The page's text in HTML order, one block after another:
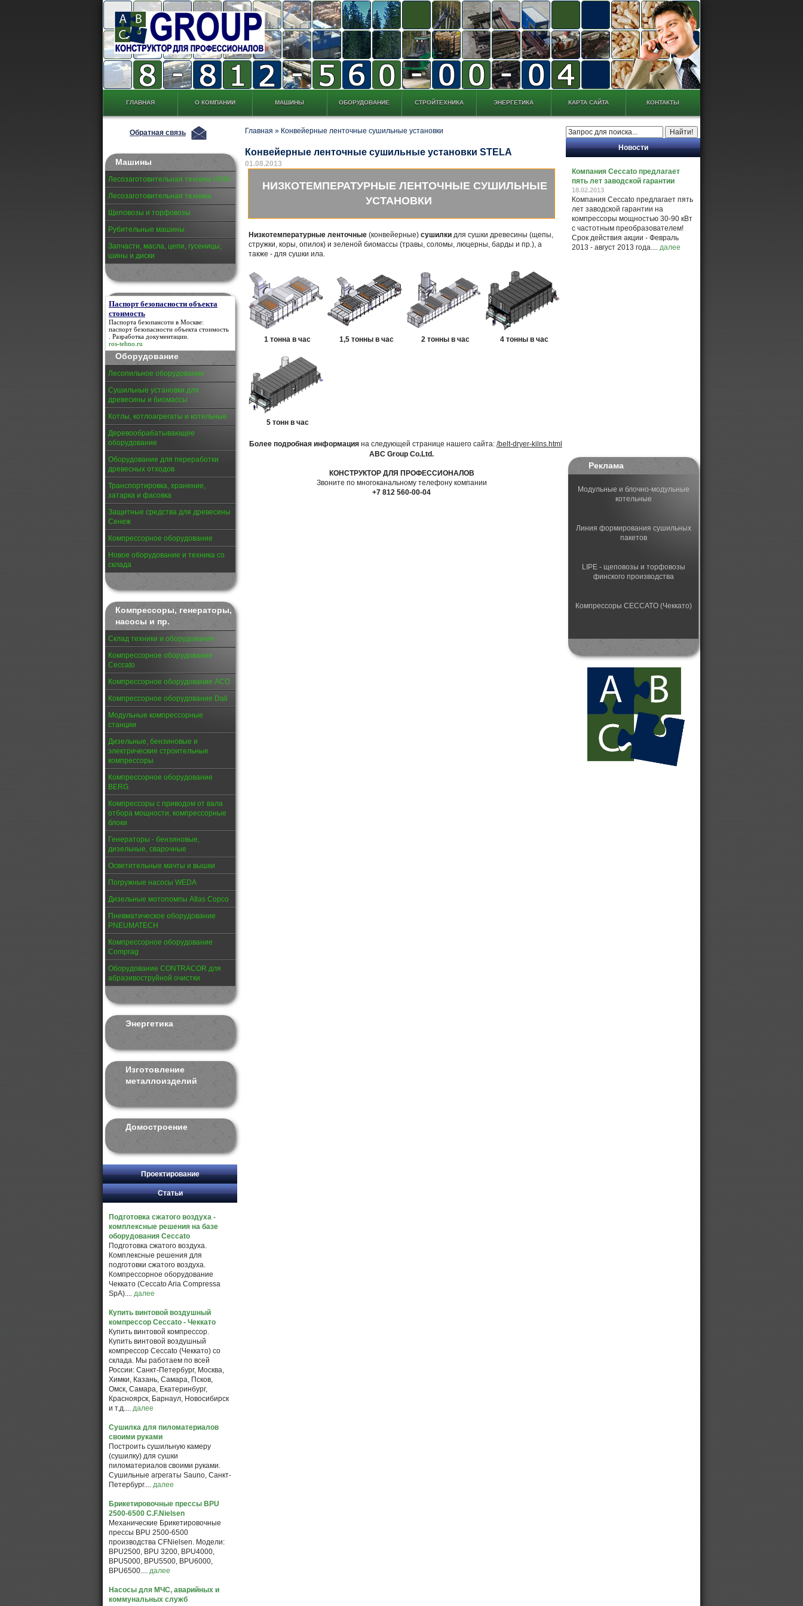
ГЛАВНАЯ О КОМПАНИИ МАШИНЫ ОБОРУДОВАНИЕ СТРОЙТЕХНИКА ЭНЕРГЕТИКА КАРТА САЙТА КОНТАКТЫ
Обратная связь
Машины
Лесозаготовительная техника HSM
Лесозаготовительная техника
Щеповозы и торфовозы
Рубительные машины
Запчасти, масла, цепи, гусеницы,
шины и диски
Паспорт безопасности объекта
стоимость
Паспорта безопансоти в Москве:
паспорт безопасности объекта стоимость
. Разработка документации.
ros-tehno.ru
Оборудование
Лесопильное оборудование
Сушильные установки для
древесины и биомассы
Котлы, котлоагрегаты и котельные
Деревообрабатывающее
оборудование
Оборудование для переработки
древесных отходов
Транспортировка, хранение,
затарка и фасовка
Защитные средства для древесины
Сенеж
Компрессорное оборудование
Новое оборудование и техника со
склада
Компрессоры, генераторы,
насосы и пр.
Склад техники и оборудования
Компрессорное оборудование
Ceccato
Компрессорное оборудование АСО
Компрессорное оборудование Dali
Модульные компрессорные
станции
Дизельные, бензиновые и
электрические строительные
компрессоры
Компрессорное оборудование
BERG
Компрессоры с приводом от вала
отбора мощности, компрессорные
блоки
Генераторы - бензиновые,
дизельные, сварочные
Осветительные мачты и вышки
Погружные насосы WEDA
Дизельные мотопомпы Atlas Copco
Пневматическое оборудование
PNEUMATECH
Компрессорное оборудование
Comprag
Оборудование CONTRACOR для
абразивоструйной очистки
Энергетика
Изготовление
металлоизделий
Домостроение
Проектирование
Статьи
Подготовка сжатого воздуха -
комплексные решения на базе
оборудования Ceccato
Подготовка сжатого воздуха.
Комплексные решения для
подготовки сжатого воздуха.
Компрессорное оборудование
Чеккато (Ceccato Aria Compressa
SpA).... далее
Купить винтовой воздушный
компрессор Ceccato - Чеккато
Купить винтовой компрессор.
Купить винтовой воздушный
компрессор Ceccato (Чеккато) со
склада. Мы работаем по всей
России: Санкт-Петербург, Москва,
Химки, Казань, Самара, Псков,
Омск, Самара, Екатеринбург,
Красноярск, Барнаул, Новосибирск
и т.д.... далее
Сушилка для пиломатериалов
своими руками
Построить сушильную камеру
(сушилку) для сушки
пиломатериалов своими руками.
Сушильные агрегаты Sauno, Санкт-
Петербург.... далее
Брикетировочные прессы BPU
2500-6500 C.F.Nielsen
Механические Брикетировочные
прессы BPU 2500-6500
производства CFNielsen. Модели:
BPU2500, BPU 3200, BPU4000,
BPU5000, BPU5500, BPU6000,
BPU6500.... далее
Насосы для МЧС, аварийных и
коммунальных служб
Главная » Конвейерные ленточные сушильные установки
Конвейерные ленточные сушильные установки STELA
01.08.2013
НИЗКОТЕМПЕРАТУРНЫЕ ЛЕНТОЧНЫЕ СУШИЛЬНЫЕ
УСТАНОВКИ
Низкотемпературные ленточные (конвейерные) сушилки для сушки древесины (щепы,
стружки, коры, опилок) и зеленой биомассы (травы, соломы, люцерны, барды и пр.), а
также - для сушки ила.
1 тонна в час 1,5 тонны в час 2 тонны в час 4 тонны в час
5 тонн в час
Более подробная информация на следующей странице нашего сайта: /belt-dryer-kilns.html
ABC Group Co.Ltd.
КОНСТРУКТОР ДЛЯ ПРОФЕССИОНАЛОВ
Звоните по многоканальному телефону компании
+7 812 560-00-04
Новости
Компания Ceccato предлагает
пять лет заводской гарантии
18.02.2013
Компания Ceccato предлагает пять
лет заводской гарантии на
компрессоры мощностью 30-90 кВт
с частотным преобразователем!
Срок действия акции - Февраль
2013 - август 2013 года.... далее
Реклама
Модульные и блочно-модульные
котельные
Линия формирования сушильных
пакетов
LIPE - щеповозы и торфовозы
финского производства
Компрессоры CECCATO (Чеккато)
заточки пильных цепей
Лесная техника HSM
Конвейерные ленточные
сушильные установки
Колесные цепи